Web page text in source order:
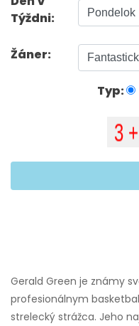
Týždni:
Žáner:
Typ:
Gerald Green je známy
profesionálnym
strelecký strážca. Jeho